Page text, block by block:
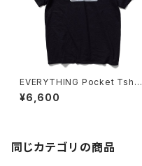
EVERYTHING Pocket Tshirt
s <BLACK>
¥6,600
同じカテゴリの商品